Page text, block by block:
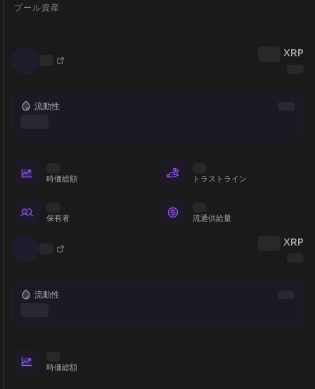
プール資産
XRP
流動性
時価総額 トラストライン
保有者 流通供給量
XRP
流動性
時価総額